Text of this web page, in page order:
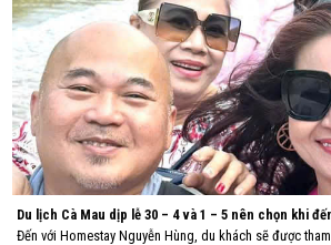
Du lịch Cà Mau dịp lễ 30 – 4 và 1 – 5 nên chọn khi
Đến với Homestay Nguyễn Hùng, du khách sẽ được